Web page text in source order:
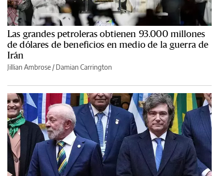
Las grandes petroleras obtienen 93.000 millones
de dólares de beneficios en medio de la guerra de
Irán
Jillian Ambrose / Damian Carrington